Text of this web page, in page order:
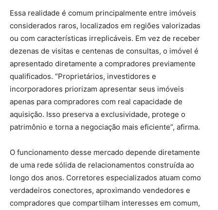
Essa realidade é comum principalmente entre imóveis
considerados raros, localizados em regiões valorizadas
ou com características irreplicáveis. Em vez de receber
dezenas de visitas e centenas de consultas, o imóvel é
apresentado diretamente a compradores previamente
qualificados. “Proprietários, investidores e
incorporadores priorizam apresentar seus imóveis
apenas para compradores com real capacidade de
aquisição. Isso preserva a exclusividade, protege o
patrimônio e torna a negociação mais eficiente”, afirma.
O funcionamento desse mercado depende diretamente
de uma rede sólida de relacionamentos construída ao
longo dos anos. Corretores especializados atuam como
verdadeiros conectores, aproximando vendedores e
compradores que compartilham interesses em comum,